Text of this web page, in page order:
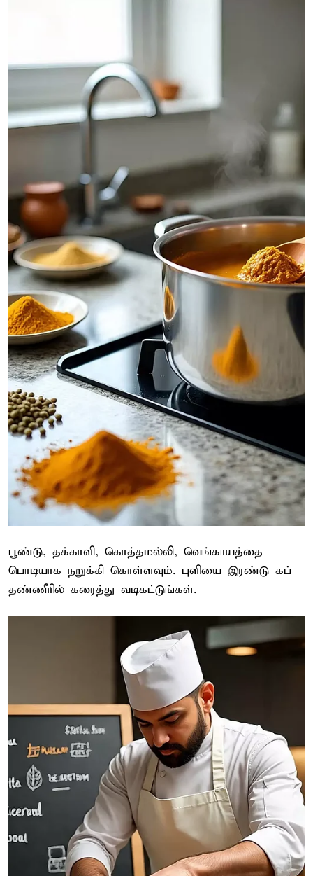
பூண்டு, தக்காளி, கொத்தமல்லி, வெங்காயத்தை
பொடியாக நறுக்கி கொள்ளவும். புளியை இரண்டு கப்
தண்ணீரில் கரைத்து வடிகட்டுங்கள்.